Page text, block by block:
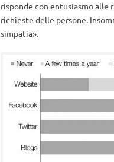
risponde con entusiasmo
richieste delle persone.
simpatia».